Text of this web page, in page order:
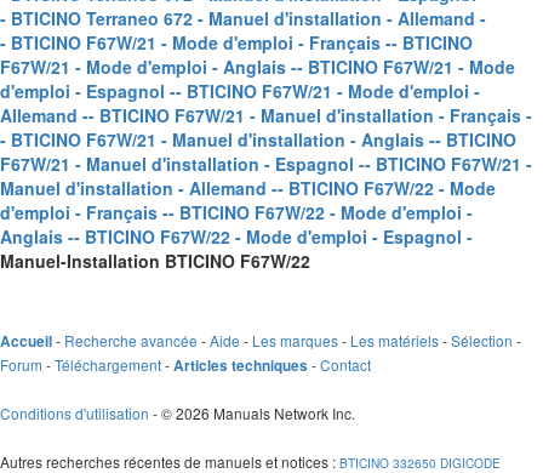
- BTICINO Terraneo 672 - Manuel d'installation - Allemand -
- BTICINO F67W/21 - Mode d'emploi - Français -- BTICINO
F67W/21 - Mode d'emploi - Anglais -- BTICINO F67W/21 - Mode
d'emploi - Espagnol -- BTICINO F67W/21 - Mode d'emploi -
Allemand -- BTICINO F67W/21 - Manuel d'installation - Français -
- BTICINO F67W/21 - Manuel d'installation - Anglais -- BTICINO
F67W/21 - Manuel d'installation - Espagnol -- BTICINO F67W/21 -
Manuel d'installation - Allemand -- BTICINO F67W/22 - Mode
d'emploi - Français -- BTICINO F67W/22 - Mode d'emploi -
Anglais -- BTICINO F67W/22 - Mode d'emploi - Espagnol -
Manuel-Installation BTICINO F67W/22
Accueil- Recherche avancée -Aide - Les marques- Les matériels-Sélection -
Forum -Téléchargement-Articles techniques -Contact
Conditions d'utilisation - © 2026 Manuals Network Inc.
Autres recherches récentes de manuels et notices : BTICINO 332650 DIGICODE